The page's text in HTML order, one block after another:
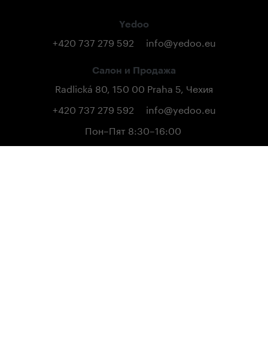
Yedoo
+420 737 279 592 info@yedoo.eu
Салон и Продажа
Radlická 80, 150 00 Praha 5, Чехия
+420 737 279 592
info@yedoo.eu
Пон–Пят 8:30–16:00